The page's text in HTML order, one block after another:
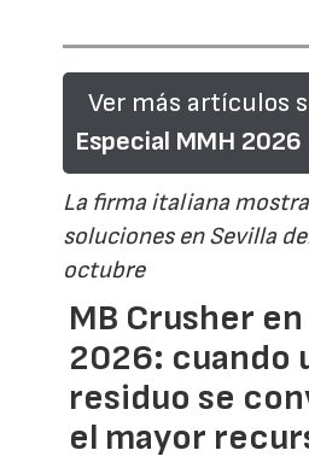
Ver más artículos
Especial MMH 2026
La firma italiana
soluciones en Sevilla
octubre
MB Crusher
2026: cuando
residuo se
el mayor